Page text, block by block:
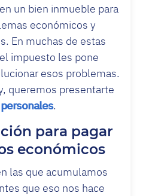
un bien inmueble para
económicos y
En muchas de estas
impuesto les pone
esos problemas.
queremos presentarte
.
para pagar
económicos
las que acumulamos
que eso nos hace